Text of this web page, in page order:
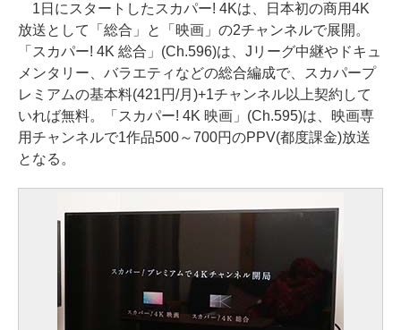
1日にスタートしたスカパー! 4Kは、日本初の商用4K
放送として「総合」と「映画」の2チャンネルで展開。
「スカパー! 4K 総合」(Ch.596)は、Jリーグ中継やドキュ
メンタリー、バラエティなどの総合編成で、スカパープ
レミアムの基本料(421円/月)+1チャンネル以上契約して
いれば無料。「スカパー! 4K 映画」(Ch.595)は、映画専
用チャンネルで1作品500～700円のPPV(都度課金)放送
となる。